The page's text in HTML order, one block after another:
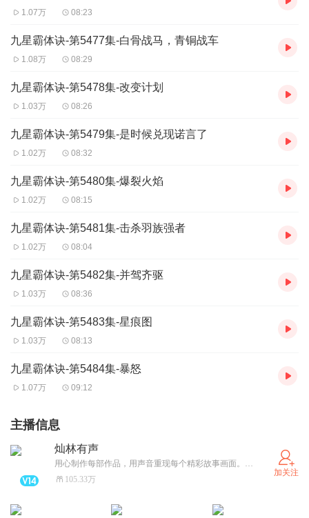
1.07万 08:23
九星霸体诀-第5477集-白骨战马，青铜战车
1.08万 08:29
九星霸体诀-第5478集-改变计划
1.03万 08:26
九星霸体诀-第5479集-是时候兑现诺言了
1.02万 08:32
九星霸体诀-第5480集-爆裂火焰
1.02万 08:15
九星霸体诀-第5481集-击杀羽族强者
1.02万 08:04
九星霸体诀-第5482集-并驾齐驱
1.03万 08:36
九星霸体诀-第5483集-星痕图
1.03万 08:13
九星霸体诀-第5484集-暴怒
1.07万 09:12
主播信息
灿林有声
用心制作每部作品，用声音重现每个精彩故事画面。讲故事，我们是认真的。
105.33万
加关注